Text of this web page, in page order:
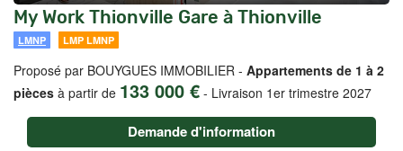
My Work Thionville Gare à Thionville
LMNP LMP LMNP
Proposé par BOUYGUES IMMOBILIER - Appartements de 1 à 2
pièces à partir de 133 000 € - Livraison 1er trimestre 2027
Demande d'information